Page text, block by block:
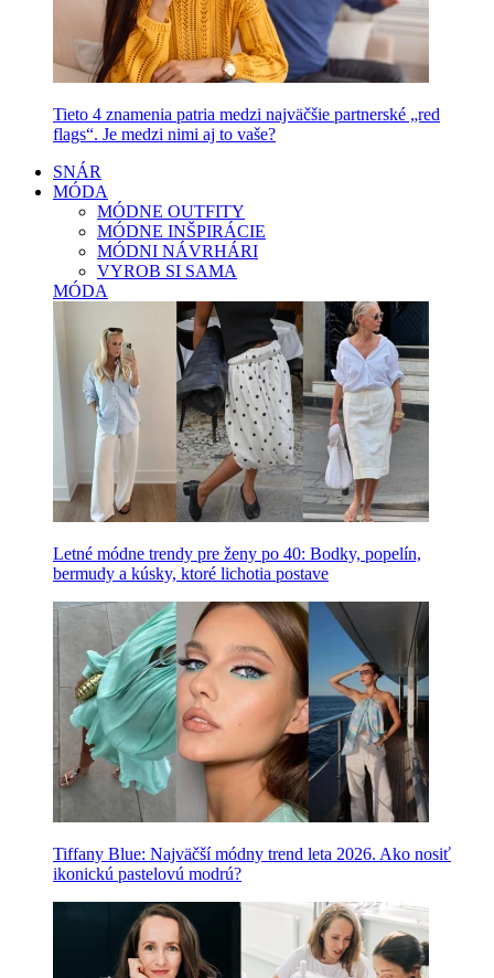
Tieto 4 znamenia patria medzi najväčšie partnerské „red
flags“. Je medzi nimi aj to vaše?
SNÁR
MÓDA
MÓDNE OUTFITY
MÓDNE INŠPIRÁCIE
MÓDNI NÁVRHÁRI
VYROB SI SAMA
MÓDA
Letné módne trendy pre ženy po 40: Bodky, popelín,
bermudy a kúsky, ktoré lichotia postave
Tiffany Blue: Najväčší módny trend leta 2026. Ako nosiť
ikonickú pastelovú modrú?